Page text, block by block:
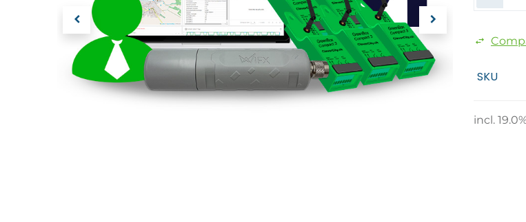
SKU
incl. 19.0